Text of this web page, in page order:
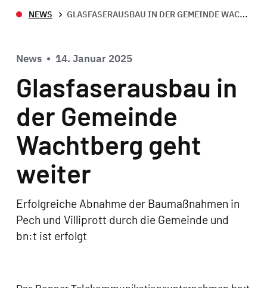
NEWS GLASFASERAUSBAU IN DER GEMEINDE WACHTBERG GEHT WEITER
News • 14. Januar 2025
Glasfaserausbau in
der Gemeinde
Wachtberg geht
weiter
Erfolgreiche Abnahme der Baumaßnahmen in
Pech und Villiprott durch die Gemeinde und
bn:t ist erfolgt